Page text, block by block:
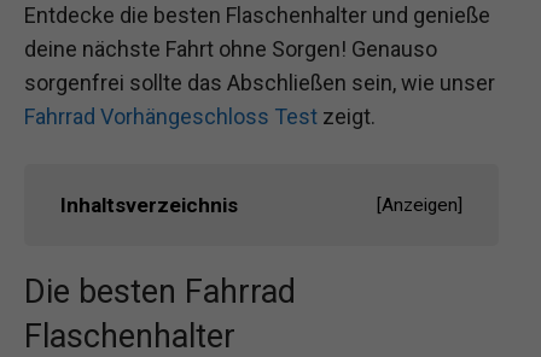
Entdecke die besten Flaschenhalter und genieße
deine nächste Fahrt ohne Sorgen! Genauso
sorgenfrei sollte das Abschließen sein, wie unser
Fahrrad Vorhängeschloss Test zeigt.
Inhaltsverzeichnis [Anzeigen]
Die besten Fahrrad
Flaschenhalter